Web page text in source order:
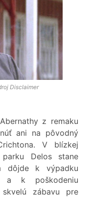
Disclaimer
z remaku
ani na pôvodný
V blízkej
Delos stane
dôjde k výpadku
a k poškodeniu
zábavu pre